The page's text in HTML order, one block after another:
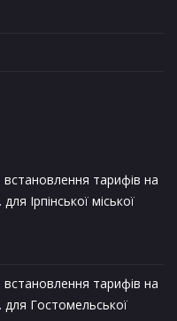
тарифів на
Ірпінської міської
тарифів на
Гостомельської